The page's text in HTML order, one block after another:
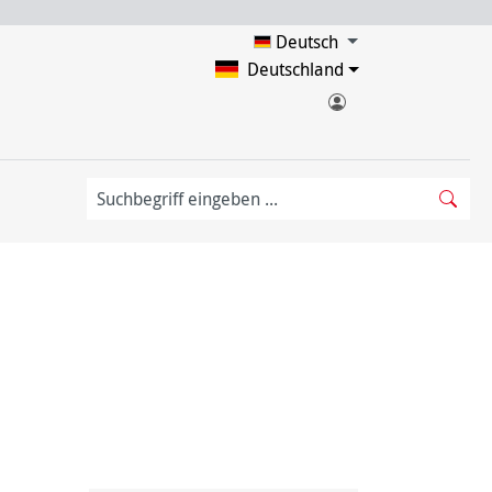
Deutsch
Deutschland